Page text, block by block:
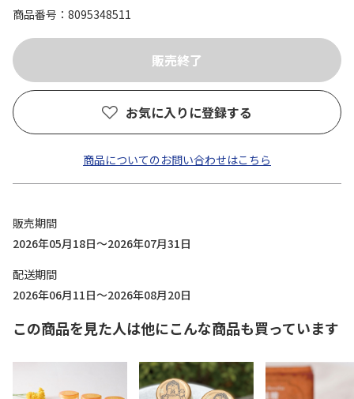
商品番号
8095348511
お気に入りに登録する
商品についてのお問い合わせはこちら
販売期間
2026年05月18日～2026年07月31日
配送期間
2026年06月11日～2026年08月20日
この商品を見た人は他にこんな商品も買っています